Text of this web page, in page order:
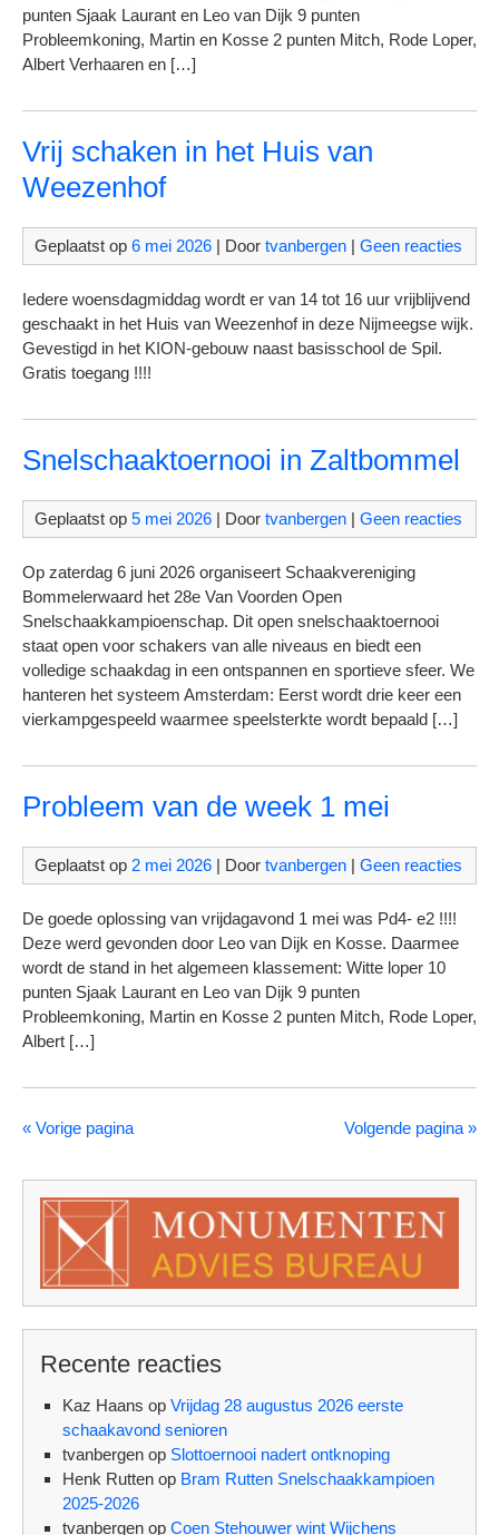
punten Sjaak Laurant en Leo van Dijk 9 punten
Probleemkoning, Martin en Kosse 2 punten Mitch, Rode Loper,
Albert Verhaaren en […]
Vrij schaken in het Huis van
Weezenhof
Geplaatst op 6 mei 2026 | Door tvanbergen | Geen reacties
Iedere woensdagmiddag wordt er van 14 tot 16 uur vrijblijvend
geschaakt in het Huis van Weezenhof in deze Nijmeegse wijk.
Gevestigd in het KION-gebouw naast basisschool de Spil.
Gratis toegang !!!!
Snelschaaktoernooi in Zaltbommel
Geplaatst op 5 mei 2026 | Door tvanbergen | Geen reacties
Op zaterdag 6 juni 2026 organiseert Schaakvereniging
Bommelerwaard het 28e Van Voorden Open
Snelschaakkampioenschap. Dit open snelschaaktoernooi
staat open voor schakers van alle niveaus en biedt een
volledige schaakdag in een ontspannen en sportieve sfeer. We
hanteren het systeem Amsterdam: Eerst wordt drie keer een
vierkampgespeeld waarmee speelsterkte wordt bepaald […]
Probleem van de week 1 mei
Geplaatst op 2 mei 2026 | Door tvanbergen | Geen reacties
De goede oplossing van vrijdagavond 1 mei was Pd4- e2 !!!!
Deze werd gevonden door Leo van Dijk en Kosse. Daarmee
wordt de stand in het algemeen klassement: Witte loper 10
punten Sjaak Laurant en Leo van Dijk 9 punten
Probleemkoning, Martin en Kosse 2 punten Mitch, Rode Loper,
Albert […]
Volgende pagina »
« Vorige pagina
Recente reacties
Kaz Haans op Vrijdag 28 augustus 2026 eerste
schaakavond senioren
tvanbergen op Slottoernooi nadert ontknoping
Henk Rutten op Bram Rutten Snelschaakkampioen
2025-2026
tvanbergen op Coen Stehouwer wint Wijchens